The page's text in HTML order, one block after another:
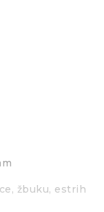
žbuku, estrih